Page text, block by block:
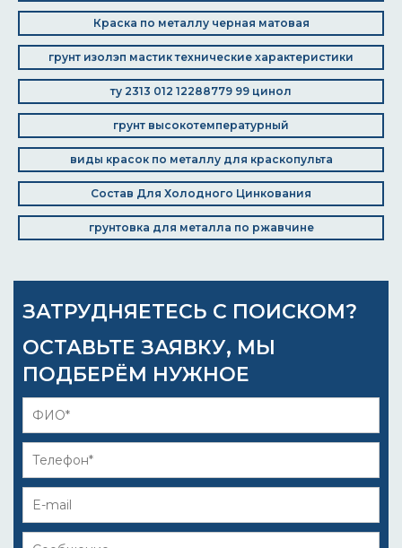
Краска по металлу черная матовая
грунт изолэп мастик технические характеристики
ту 2313 012 12288779 99 цинол
грунт высокотемпературный
виды красок по металлу для краскопульта
Состав Для Холодного Цинкования
грунтовка для металла по ржавчине
ЗАТРУДНЯЕТЕСЬ С ПОИСКОМ?
ОСТАВЬТЕ ЗАЯВКУ, МЫ
ПОДБЕРЁМ НУЖНОЕ